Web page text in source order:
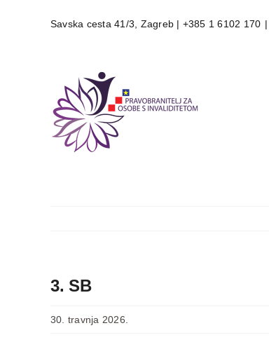
Savska cesta 41/3, Zagreb | +385 1 6102 170 |
3. SB
30. travnja 2026.